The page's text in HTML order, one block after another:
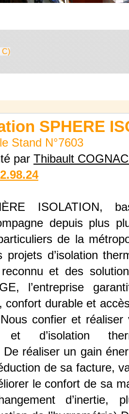
C)
SPHERE
Stand N°7603
par Thibault
ISOLATION,
depuis plus
de la
projets d’isolation
et des
l’entreprise
confort durable et
confier et réaliser
et d’isolation
De réaliser un gain
de sa facture,
le confort de sa
d’inertie,